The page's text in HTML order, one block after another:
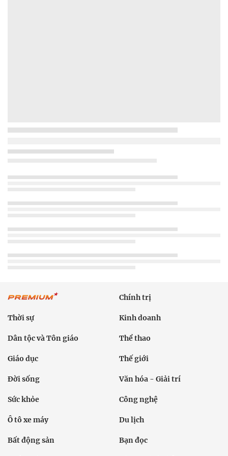
Chính trị
Thời sự Kinh doanh
Dân tộc và Tôn giáo Thể thao
Giáo dục Thế giới
Đời sống Văn hóa - Giải trí
Sức khỏe Công nghệ
Ô tô xe máy Du lịch
Bất động sản Bạn đọc